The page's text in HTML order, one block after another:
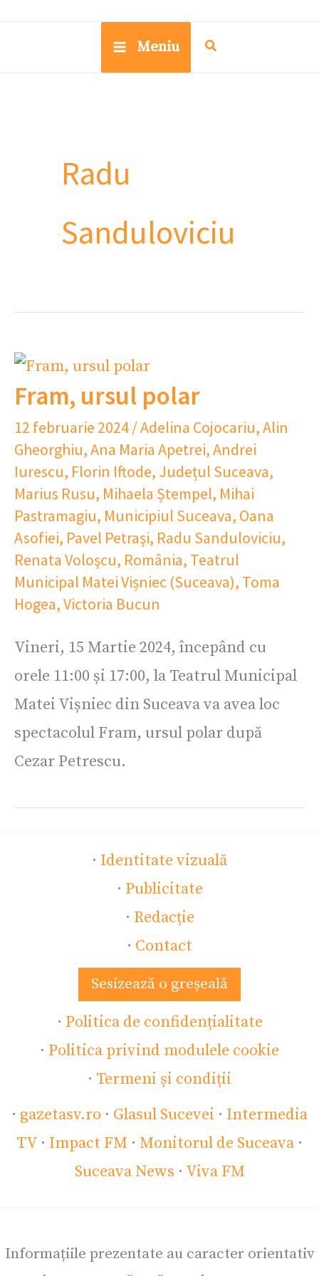
Meniu
Radu
Sanduloviciu
Fram, ursul polar
12 februarie 2024/Adelina Cojocariu,Alin
Gheorghiu,Ana Maria Apetrei,Andrei
Iurescu, Florin Iftode, Județul Suceava,
Marius Rusu, Mihaela Ștempel, Mihai
Pastramagiu, Municipiul Suceava, Oana
Asofiei, Pavel Petraşi, Radu Sanduloviciu,
Renata Voloşcu, România, Teatrul
Municipal Matei Vișniec (Suceava), Toma
Hogea,Victoria Bucun
Vineri, 15 Martie 2024, începând cu
orele 11:00 și 17:00, la Teatrul Municipal
Matei Vișniec din Suceava va avea loc
spectacolul Fram, ursul polar după
Cezar Petrescu.
· Identitate vizuală
· Publicitate
· Redacție
· Contact
Sesizează o greșeală
· Politica de confidențialitate
· Politica privind modulele cookie
· Termeni și condiții
· gazetasv.ro · Glasul Sucevei · Intermedia
TV · Impact FM · Monitorul de Suceava ·
Suceava News · Viva FM
Informațiile prezentate au caracter orientativ